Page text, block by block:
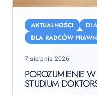
sprawie
Studium
Doktorskiego
WPiA
AKTUALNOŚCI
DLA RADCÓW
Posted
7 sierpnia 2026
POROZUMIENIE
STUDIUM